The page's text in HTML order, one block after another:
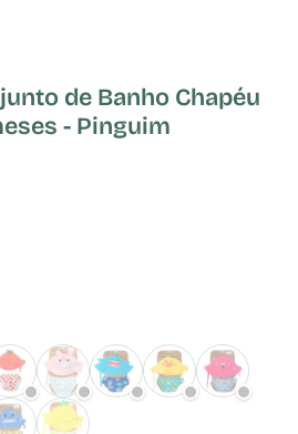
de Banho Chapéu
- Pinguim